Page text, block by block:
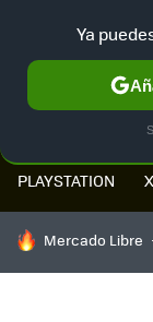
PLAYSTATION
HOY SE HABLA
Mercado Libre
Ya